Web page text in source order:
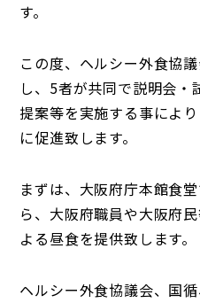
す。
この度、ヘルシー外食協
し、5者が共同で説明会・
提案等を実施する事によ
に促進致します。
まずは、大阪府庁本館食
ら、大阪府職員や大阪府
よる昼食を提供致します。
ヘルシー外食協議会、国